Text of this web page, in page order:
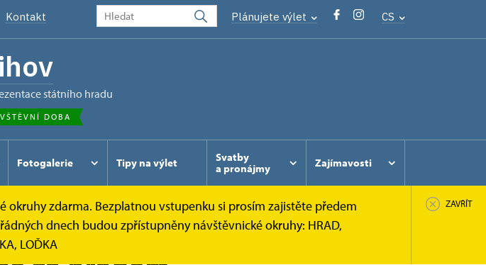
Kontakt Plánujete výlet CS
státního hradu
DOBA
Fotogalerie Tipy na výlet
Svatby
a pronájmy
Zajímavosti
zdarma. Bezplatnou vstupenku si prosím zajistěte předem
dnech budou zpřístupněny návštěvnické okruhy: HRAD,
LOĎKA
ZAVŘÍT